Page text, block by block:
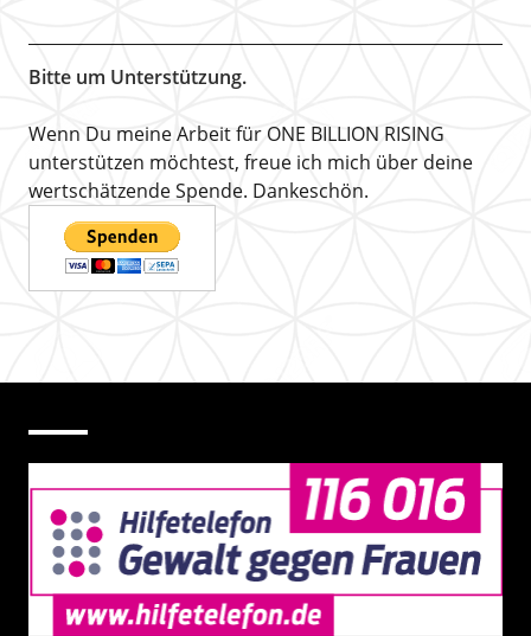
Bitte um Unterstützung.
Wenn Du meine Arbeit für ONE BILLION RISING
unterstützen möchtest, freue ich mich über deine
wertschätzende Spende. Dankeschön.